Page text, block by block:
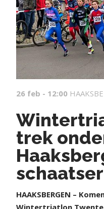
26 feb - 12:00
trek
HAAKSBERGEN –
Wintertriatlon